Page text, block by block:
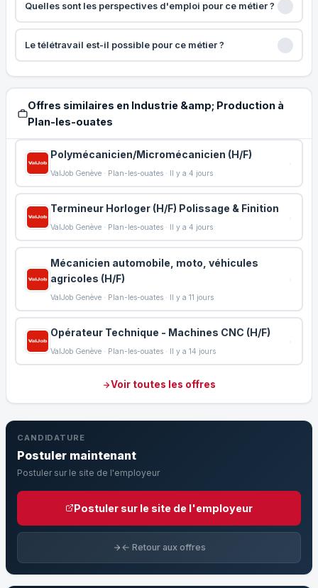
Quelles sont les perspectives d'emploi pour ce métier ?
Le télétravail est-il possible pour ce métier ?
Offres similaires en Industrie &amp; Production à
Plan-les-ouates
Polymécanicien/Micromécanicien (H/F)
ValJob Genève · Plan-les-ouates · Il y a 4 jours
Termineur Horloger (H/F) Polissage & Finition
ValJob Genève · Plan-les-ouates · Il y a 4 jours
Mécanicien automobile, moto, véhicules
agricoles (H/F)
ValJob Genève · Plan-les-ouates · Il y a 11 jours
Opérateur Technique - Machines CNC (H/F)
ValJob Genève · Plan-les-ouates · Il y a 14 jours
Voir toutes les offres
CANDIDATURE
Postuler maintenant
Postuler sur le site de l'employeur
Postuler sur le site de l'employeur
← Retour aux offres